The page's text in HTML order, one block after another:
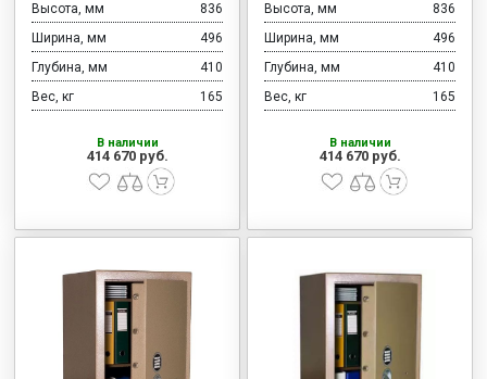
Высота, мм
836
Ширина, мм
496
Глубина, мм
410
Вес, кг
165
В наличии
414 670 руб.
Высота, мм
836
Ширина, мм
496
Глубина, мм
410
Вес, кг
165
В наличии
414 670 руб.